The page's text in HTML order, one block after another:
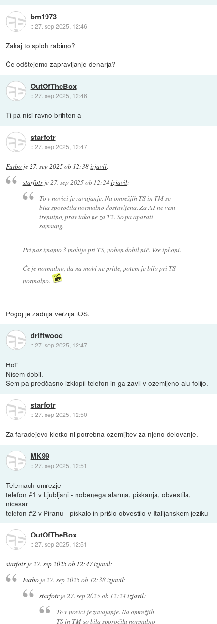
bm1973
::27. sep 2025, 12:46
Zakaj to sploh rabimo?
Če odštejemo zapravljanje denarja?
OutOfTheBox
::27. sep 2025, 12:46
Ti pa nisi ravno brihten a
starfotr
::27. sep 2025, 12:47
Furbo je 27. sep 2025 ob 12:38izjavil:
starfotrje27. sep 2025 ob 12:24izjavil:
To v novici je zavajanje. Na omrežjih TS in TM so
bila sporočila normalno dostavljena. Za A1 ne vem
trenutno, prav tako ne za T2. So pa aparati
samsung.
Pri nas imamo 3 mobije pri TS, noben dobil nič. Vse iphoni.
Če je normalno, da na mobi ne pride, potem je bilo pri TS
normalno.
Pogoj je zadnja verzija iOS.
driftwood
::27. sep 2025, 12:47
HoT
Nisem dobil.
Sem pa predčasno izklopil telefon in ga zavil v ozemljeno alu folijo.
starfotr
::27. sep 2025, 12:50
Za faradejevo kletko ni potrebna ozemljitev za njeno delovanje.
MK99
::27. sep 2025, 12:51
Telemach omrezje:
telefon #1 v Ljubljani - nobenega alarma, piskanja, obvestila,
nicesar
telefon #2 v Piranu - piskalo in prišlo obvestilo v Italijanskem jeziku
OutOfTheBox
::27. sep 2025, 12:51
starfotrje27. sep 2025 ob 12:47izjavil:
Furboje27. sep 2025 ob 12:38izjavil:
starfotrje27. sep 2025 ob 12:24izjavil:
To v novici je zavajanje. Na omrežjih
TS in TM so bila sporočila normalno